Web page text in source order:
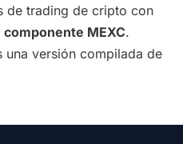
de trading de cripto con
componente MEXC.
una versión compilada de